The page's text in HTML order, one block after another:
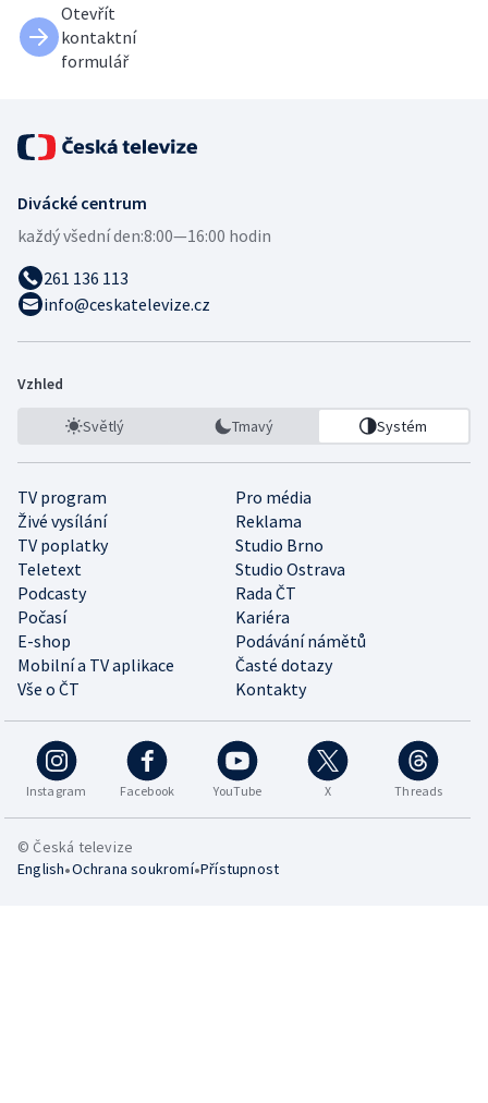
Otevřít
kontaktní
formulář
Divácké centrum
každý všední den:8:00—16:00 hodin
261 136 113
info@ceskatelevize.cz
Vzhled
Světlý Tmavý Systém
TV program
Pro média
Živé vysílání
Reklama
TV poplatky
Studio Brno
Teletext
Studio Ostrava
Podcasty
Rada ČT
Počasí
Kariéra
E-shop
Podávání námětů
Mobilní a TV aplikace
Časté dotazy
Vše o ČT
Kontakty
Instagram Facebook YouTube X Threads
© Česká televize
English•Ochrana soukromí•Přístupnost